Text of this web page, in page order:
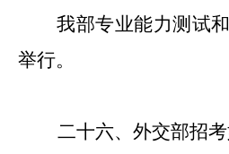
我部专业能力测试
举行。
二十六、外交部招